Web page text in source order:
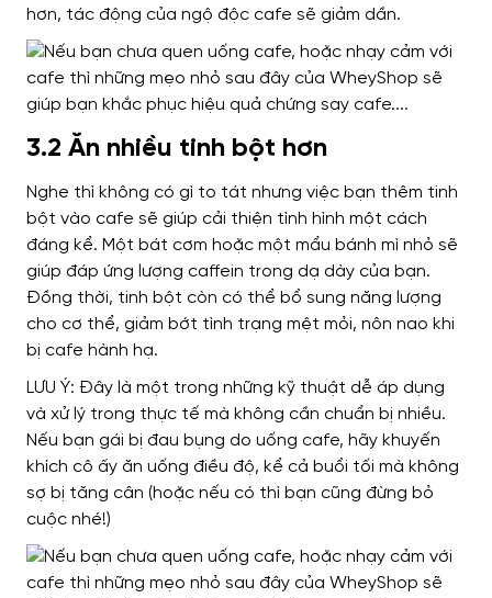
hơn, tác động của ngộ độc cafe sẽ giảm dần.
3.2 Ăn nhiều tinh bột hơn
Nghe thì không có gì to tát nhưng việc bạn thêm tinh
bột vào cafe sẽ giúp cải thiện tình hình một cách
đáng kể. Một bát cơm hoặc một mẩu bánh mì nhỏ sẽ
giúp đáp ứng lượng caffein trong dạ dày của bạn.
Đồng thời, tinh bột còn có thể bổ sung năng lượng
cho cơ thể, giảm bớt tình trạng mệt mỏi, nôn nao khi
bị cafe hành hạ.
LƯU Ý: Đây là một trong những kỹ thuật dễ áp ​​dụng
và xử lý trong thực tế mà không cần chuẩn bị nhiều.
Nếu bạn gái bị đau bụng do uống cafe, hãy khuyến
khích cô ấy ăn uống điều độ, kể cả buổi tối mà không
sợ bị tăng cân (hoặc nếu có thì bạn cũng đừng bỏ
cuộc nhé!)